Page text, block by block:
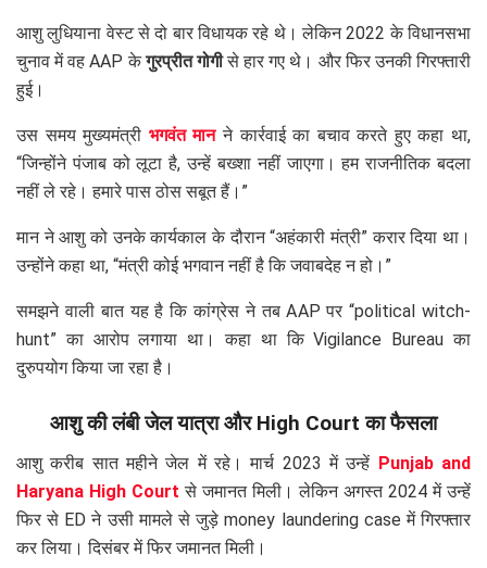
आशु लुधियाना वेस्ट से दो बार विधायक रहे थे। लेकिन 2022 के विधानसभा
चुनाव में वह AAP केगुरप्रीत गोगीसे हार गए थे। और फिर उनकी गिरफ्तारी
हुई।
उस समय मुख्यमंत्री भगवंत मानने कार्रवाई का बचाव करते हुए कहा था,
“जिन्होंने पंजाब को लूटा है, उन्हें बख्शा नहीं जाएगा। हम राजनीतिक बदला
नहीं ले रहे। हमारे पास ठोस सबूत हैं।”
मान ने आशु को उनके कार्यकाल के दौरान “अहंकारी मंत्री” करार दिया था।
उन्होंने कहा था, “मंत्री कोई भगवान नहीं है कि जवाबदेह न हो।”
समझने वाली बात यह है कि कांग्रेस ने तब AAP पर “political witch-
hunt” का आरोप लगाया था। कहा था कि Vigilance Bureau का
दुरुपयोग किया जा रहा है।
आशु की लंबी जेल यात्रा और High Court का फैसला
आशु करीब सात महीने जेल में रहे। मार्च 2023 में उन्हें Punjab and
Haryana High Court से जमानत मिली। लेकिन अगस्त 2024 में उन्हें
फिर से ED ने उसी मामले से जुड़े money laundering case में गिरफ्तार
कर लिया। दिसंबर में फिर जमानत मिली।